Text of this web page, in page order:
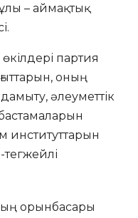
– аймақтық
партия
оның
әлеуметтік
институттарын
орынбасары